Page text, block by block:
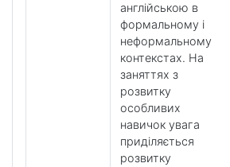
англійською в
формальному і
неформальному
контекстах. На
заняттях з
розвитку
особливих
навичок увага
приділяється
розвитку